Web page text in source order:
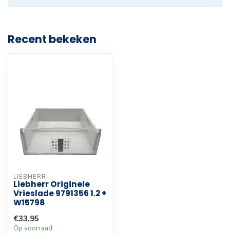
Recent bekeken
LIEBHERR
Liebherr Originele
Vrieslade 9791356 1.2 +
W15798
€33,95
Op voorraad